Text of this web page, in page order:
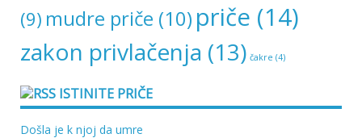
(9) mudre priče (10) priče (14)
zakon privlačenja (13) čakre (4)
ISTINITE PRIČE
Došla je k njoj da umre